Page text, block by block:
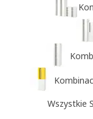
Wszystkie